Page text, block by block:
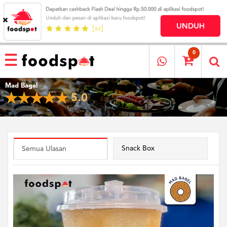
HOME
MENU
RESTAURANT
CARA
PESAN
OUR
KATA
MEREKA
KATALOG
LOYALTY
PROGRAM
FAQ
ABOUT
0
Mad Bagel
5.0
Semua Ulasan Snack Box